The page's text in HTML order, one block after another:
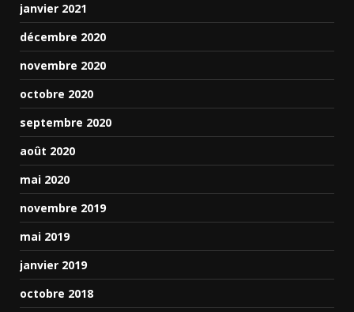
janvier 2021
décembre 2020
novembre 2020
octobre 2020
septembre 2020
août 2020
mai 2020
novembre 2019
mai 2019
janvier 2019
octobre 2018